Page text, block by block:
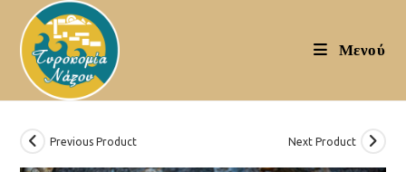
content
Μενού
Previous Product Next Product